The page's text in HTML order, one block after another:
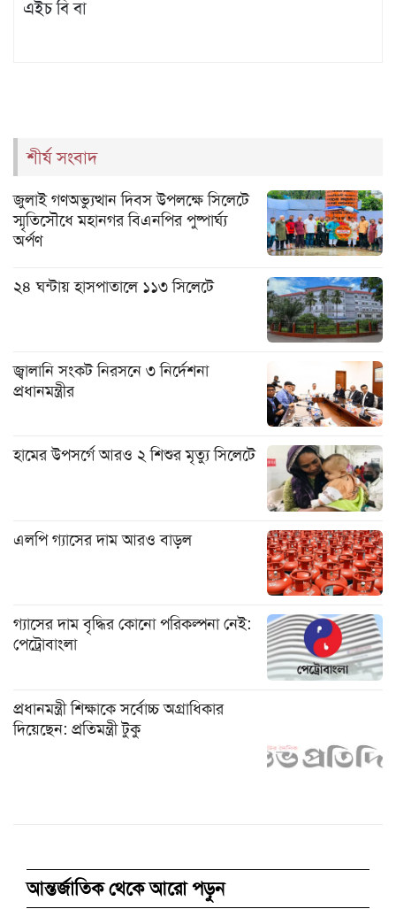
এইচ বি বা
শীর্ষ সংবাদ
জুলাই গণঅভ্যুত্থান দিবস উপলক্ষে সিলেটে
স্মৃতিসৌধে মহানগর বিএনপির পুষ্পার্ঘ্য
অর্পণ
২৪ ঘন্টায় হাসপাতালে ১১৩ সিলেটে
জ্বালানি সংকট নিরসনে ৩ নির্দেশনা
প্রধানমন্ত্রীর
হামের উপসর্গে আরও ২ শিশুর মৃত্যু সিলেটে
এলপি গ্যাসের দাম আরও বাড়ল
গ্যাসের দাম বৃদ্ধির কোনো পরিকল্পনা নেই:
পেট্রোবাংলা
প্রধানমন্ত্রী শিক্ষাকে সর্বোচ্চ অগ্রাধিকার
দিয়েছেন: প্রতিমন্ত্রী টুকু
আন্তর্জাতিক থেকে আরো পড়ুন